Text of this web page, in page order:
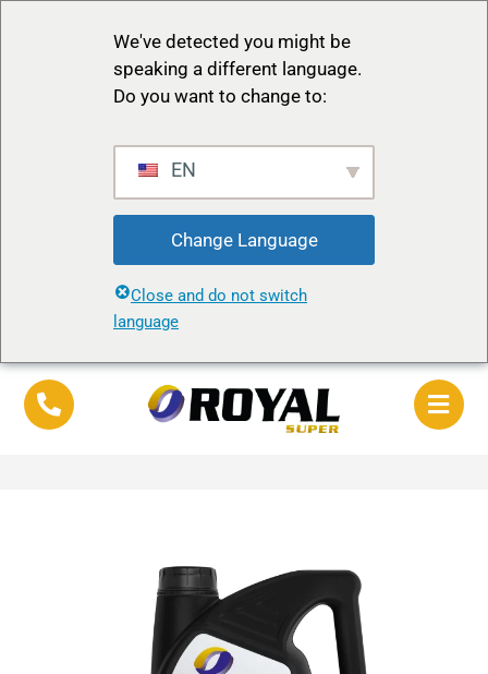
We've detected you might be
speaking a different language.
Do you want to change to:
EN
Change Language
Close and do not switch
language